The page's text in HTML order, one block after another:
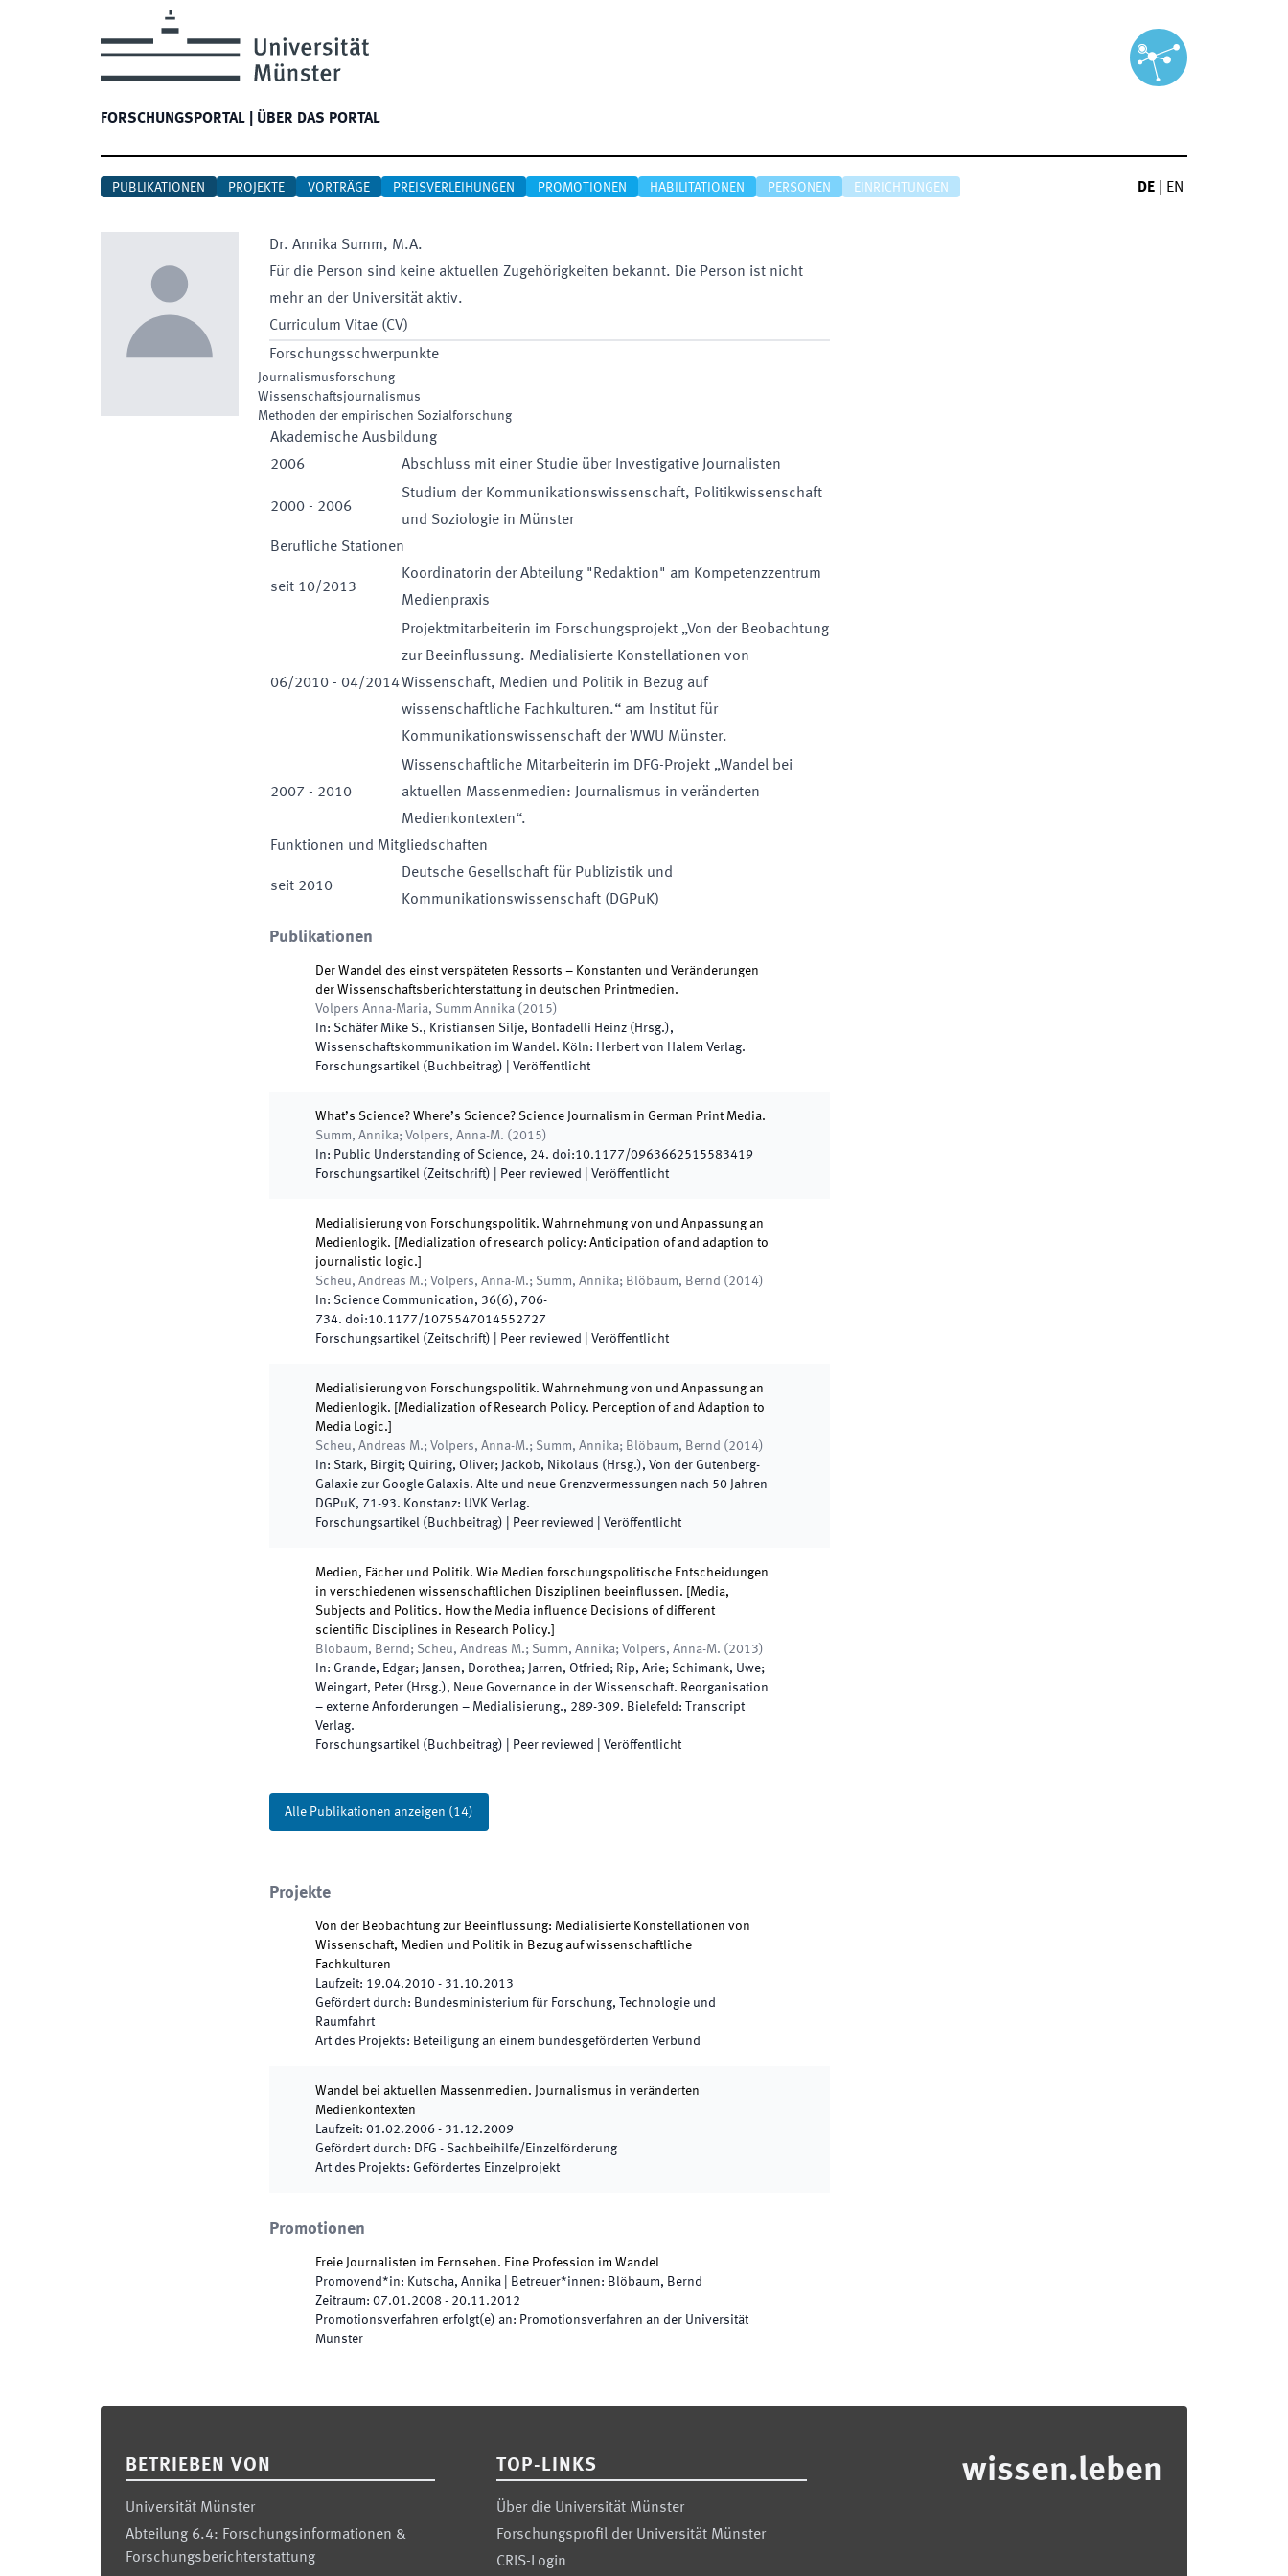
FORSCHUNGSPORTAL ÜBER DAS PORTAL
PUBLIKATIONEN PROJEKTE VORTRÄGE PREISVERLEIHUNGEN PROMOTIONEN HABILITATIONEN PERSONEN EINRICHTUNGEN DE EN
Dr. Annika Summ, M.A.
Für die Person sind keine aktuellen Zugehörigkeiten bekannt. Die Person ist nicht
mehr an der Universität aktiv.
Curriculum Vitae (CV)
Forschungsschwerpunkte
Journalismusforschung
Wissenschaftsjournalismus
Methoden der empirischen Sozialforschung
Akademische Ausbildung
2006
Abschluss mit einer Studie über Investigative Journalisten
2000 - 2006
Studium der Kommunikationswissenschaft, Politikwissenschaft
und Soziologie in Münster
Berufliche Stationen
seit 10/2013
Koordinatorin der Abteilung "Redaktion" am Kompetenzzentrum
Medienpraxis
06/2010 - 04/2014
Projektmitarbeiterin im Forschungsprojekt „Von der Beobachtung
zur Beeinflussung. Medialisierte Konstellationen von
Wissenschaft, Medien und Politik in Bezug auf
wissenschaftliche Fachkulturen.“ am Institut für
Kommunikationswissenschaft der WWU Münster.
2007 - 2010
Wissenschaftliche Mitarbeiterin im DFG-Projekt „Wandel bei
aktuellen Massenmedien: Journalismus in veränderten
Medienkontexten“.
Funktionen und Mitgliedschaften
seit 2010
Deutsche Gesellschaft für Publizistik und
Kommunikationswissenschaft (DGPuK)
Publikationen
Der Wandel des einst verspäteten Ressorts – Konstanten und Veränderungen
der Wissenschaftsberichterstattung in deutschen Printmedien.
Volpers Anna-Maria, Summ Annika ( 2015)
In: Schäfer Mike S., Kristiansen Silje, Bonfadelli Heinz ( Hrsg.),
Wissenschaftskommunikation im Wandel. Köln: Herbert von Halem Verlag.
Forschungsartikel (Buchbeitrag)
Veröffentlicht
What’s Science? Where’s Science? Science Journalism in German Print Media.
Summ, Annika; Volpers, Anna-M. ( 2015)
In: Public Understanding of Science, 24. doi:10.1177/0963662515583419
Forschungsartikel (Zeitschrift) | Peer reviewed Veröffentlicht
Medialisierung von Forschungspolitik. Wahrnehmung von und Anpassung an
Medienlogik. [Medialization of research policy: Anticipation of and adaption to
journalistic logic.]
Scheu, Andreas M.; Volpers, Anna-M.; Summ, Annika; Blöbaum, Bernd ( 2014)
In: Science Communication, 36(6), 706-
734. doi:10.1177/1075547014552727
Forschungsartikel (Zeitschrift) | Peer reviewed Veröffentlicht
Medialisierung von Forschungspolitik. Wahrnehmung von und Anpassung an
Medienlogik. [Medialization of Research Policy. Perception of and Adaption to
Media Logic.]
Scheu, Andreas M.; Volpers, Anna-M.; Summ, Annika; Blöbaum, Bernd ( 2014)
In: Stark, Birgit; Quiring, Oliver; Jackob, Nikolaus ( Hrsg.), Von der Gutenberg-
Galaxie zur Google Galaxis. Alte und neue Grenzvermessungen nach 50 Jahren
DGPuK, 71-93. Konstanz: UVK Verlag.
Forschungsartikel (Buchbeitrag) | Peer reviewed Veröffentlicht
Medien, Fächer und Politik. Wie Medien forschungspolitische Entscheidungen
in verschiedenen wissenschaftlichen Disziplinen beeinflussen. [Media,
Subjects and Politics. How the Media influence Decisions of different
scientific Disciplines in Research Policy.]
Blöbaum, Bernd; Scheu, Andreas M.; Summ, Annika; Volpers, Anna-M. ( 2013)
In: Grande, Edgar; Jansen, Dorothea; Jarren, Otfried; Rip, Arie; Schimank, Uwe;
Weingart, Peter ( Hrsg.), Neue Governance in der Wissenschaft. Reorganisation
– externe Anforderungen – Medialisierung., 289-309. Bielefeld:
Transcript
Verlag.
Forschungsartikel (Buchbeitrag) | Peer reviewed Veröffentlicht
Alle Publikationen anzeigen (14)
Projekte
Von der Beobachtung zur Beeinflussung: Medialisierte Konstellationen von
Wissenschaft, Medien und Politik in Bezug auf wissenschaftliche
Fachkulturen
Laufzeit: 19.04.2010 - 31.10.2013
Gefördert durch: Bundesministerium für Forschung, Technologie und
Raumfahrt
Art des Projekts: Beteiligung an einem bundesgeförderten Verbund
Wandel bei aktuellen Massenmedien. Journalismus in veränderten
Medienkontexten
Laufzeit: 01.02.2006 - 31.12.2009
Gefördert durch: DFG - Sachbeihilfe/Einzelförderung
Art des Projekts: Gefördertes Einzelprojekt
Promotionen
Freie Journalisten im Fernsehen. Eine Profession im Wandel
Promovend*in: Kutscha, Annika Betreuer*innen: Blöbaum, Bernd
Zeitraum: 07.01.2008 - 20.11.2012
Promotionsverfahren erfolgt(e) an: Promotionsverfahren an der Universität
Münster
BETRIEBEN VON
Universität Münster
Abteilung 6.4: Forschungsinformationen &
Forschungsberichterstattung
TOP-LINKS
Über die Universität Münster
Forschungsprofil der Universität Münster
CRIS-Login
wissen.leben